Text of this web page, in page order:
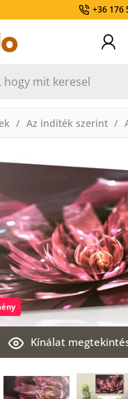
+36 176
Az indíték szerint
Kínálat